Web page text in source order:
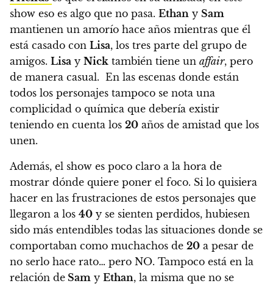
show eso es algo que no pasa. Ethan y Sam
mantienen un amorío hace años mientras que él
está casado con Lisa, los tres parte del grupo de
amigos. Lisa y Nick también tiene un affair, pero
de manera casual. En las escenas donde están
todos los personajes tampoco se nota una
complicidad o química que debería existir
teniendo en cuenta los 20 años de amistad que los
unen.
Además, el show es poco claro a la hora de
mostrar dónde quiere poner el foco. Si lo quisiera
hacer en las frustraciones de estos personajes que
llegaron a los 40 y se sienten perdidos, hubiesen
sido más entendibles todas las situaciones donde se
comportaban como muchachos de 20 a pesar de
no serlo hace rato… pero NO. Tampoco está en la
relación de Sam y Ethan, la misma que no se